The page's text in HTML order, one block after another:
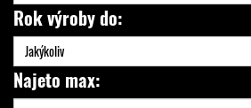
Rok výroby do:
Jakýkoliv
Najeto max: